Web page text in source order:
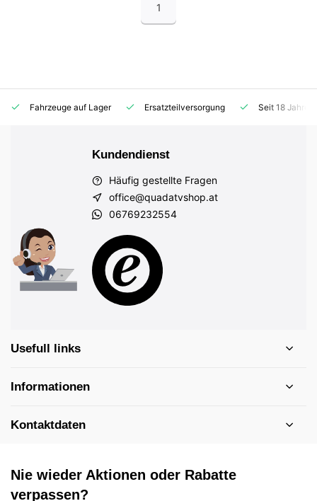
1
Fahrzeuge auf Lager Ersatzteilversorgung Seit 18
Kundendienst
Häufig gestellte Fragen
office@quadatvshop.at
06769232554
Usefull links
Informationen
Kontaktdaten
Nie wieder Aktionen oder Rabatte
verpassen?